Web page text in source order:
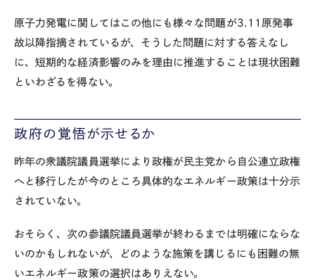
原子力発電に関してはこの他にも様々な問題が3.11原発事
故以降指摘されているが、そうした問題に対する答えなし
に、短期的な経済影響のみを理由に推進することは現状困難
といわざるを得ない。
政府の覚悟が示せるか
昨年の衆議院議員選挙により政権が民主党から自公連立政権
へと移行したが今のところ具体的なエネルギー政策は十分示
されていない。
おそらく、次の参議院議員選挙が終わるまでは明確にならな
いのかもしれないが、どのような施策を講じるにも困難の無
いエネルギー政策の選択はありえない。